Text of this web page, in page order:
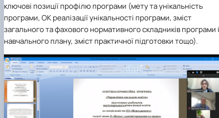
ключові позиції профілю програми (мету та унікальність
програми, ОК реалізації унікальності програми, зміст
загального та фахового нормативного складників програми і
навчального плану, зміст практичної підготовки тощо).